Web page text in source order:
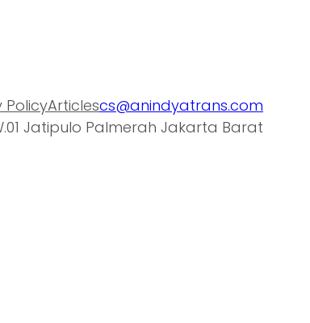
PolicyArticlescs@anindyatrans.com
Jatipulo Palmerah Jakarta Barat